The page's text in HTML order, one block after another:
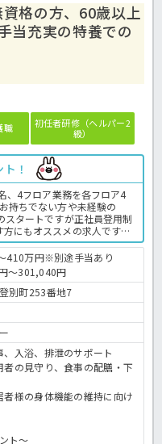
格の方、60歳以上
当充実の特養での
職
初任者研修（ヘルパー2
級）
！
、4フロア業務を各フロア4
持ちでない方や未経験の
タートですが正社員登用制
にもオススメの求人です
下さい♪特別養護老人ホーム
員 特別養護老人ホームの求
410万円※別途手当あり
～301,040円
別町253番地7
入浴、排泄のサポート
の見守り、食事の配膳・下
様の身体機能の維持に向け
ト～